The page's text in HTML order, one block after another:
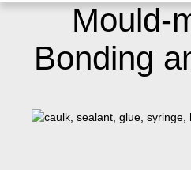
Mould-
Bonding